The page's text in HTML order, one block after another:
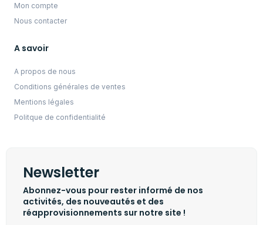
Mon compte
Nous contacter
A savoir
A propos de nous
Conditions générales de ventes
Mentions légales
Politque de confidentialité
Newsletter
Abonnez-vous pour rester informé de nos
activités, des nouveautés et des
réapprovisionnements sur notre site !